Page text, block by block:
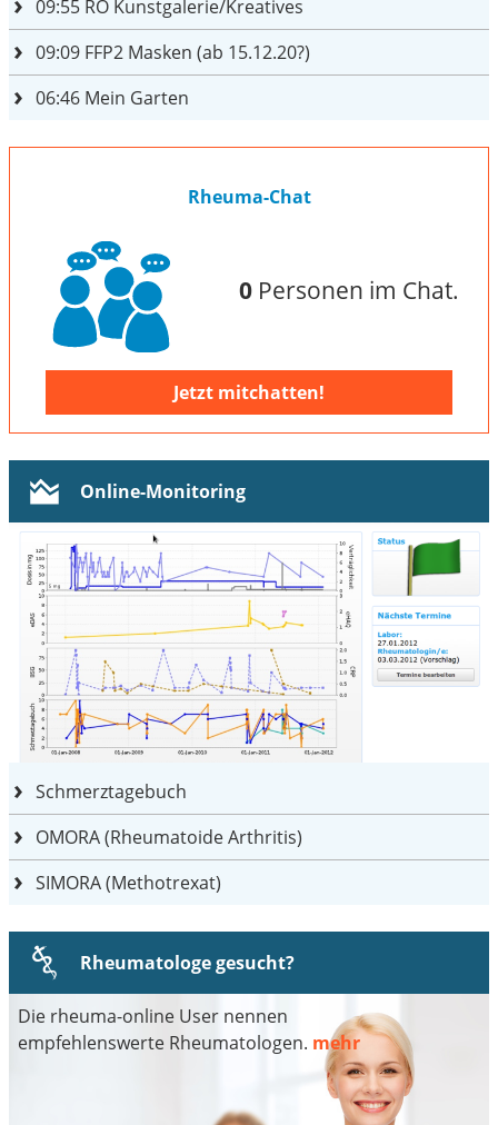
09:55 RO Kunstgalerie/Kreatives
09:09 FFP2 Masken (ab 15.12.20?)
06:46 Mein Garten
Rheuma-Chat
0Personen im Chat.
Jetzt mitchatten!
Online-Monitoring
Schmerztagebuch
OMORA (Rheumatoide Arthritis)
SIMORA (Methotrexat)
Rheumatologe gesucht?
Die rheuma-online User nennen
empfehlenswerte Rheumatologen. mehr